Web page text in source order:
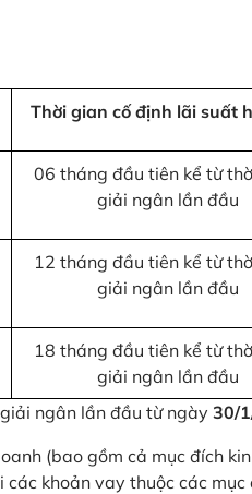
Thời gian cố định lãi suất
06 tháng đầu tiên kể từ
giải ngân lần đầu
12 tháng đầu tiên kể từ
giải ngân lần đầu
18 tháng đầu tiên kể từ
giải ngân lần đầu
ngân lần đầu từ ngày 30/
(bao gồm cả mục đích
khoản vay thuộc các mục